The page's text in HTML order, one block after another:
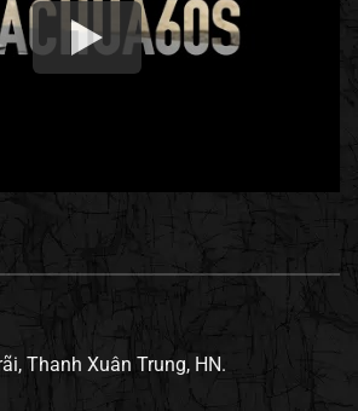
Thanh Xuân Trung, HN.